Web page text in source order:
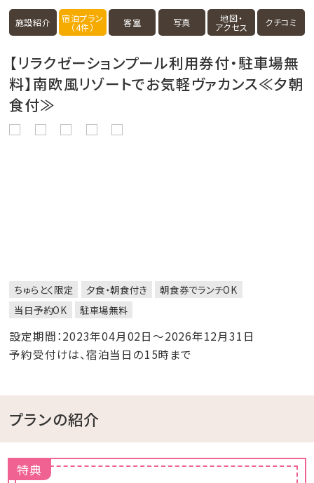
施設紹介 宿泊プラン
（4件） 客室 写真 地図・
アクセス クチコミ
【リラクゼーションプール利用券付・駐車場無
料】南欧風リゾートでお気軽ヴァカンス≪夕朝
食付≫
ちゅらとく限定 夕食・朝食付き
朝食券でランチOK
当日予約OK
駐車場無料
設定期間：2023年04月02日～2026年12月31日
予約受付けは、宿泊当日の15時まで
プランの紹介
特典